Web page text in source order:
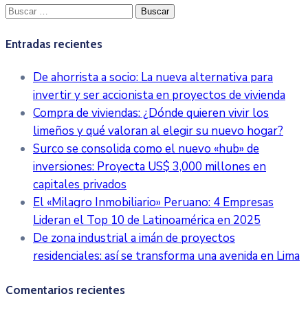
Buscar:
Entradas recientes
De ahorrista a socio: La nueva alternativa para
invertir y ser accionista en proyectos de vivienda
Compra de viviendas: ¿Dónde quieren vivir los
limeños y qué valoran al elegir su nuevo hogar?
Surco se consolida como el nuevo «hub» de
inversiones: Proyecta US$ 3,000 millones en
capitales privados
El «Milagro Inmobiliario» Peruano: 4 Empresas
Lideran el Top 10 de Latinoamérica en 2025
De zona industrial a imán de proyectos
residenciales: así se transforma una avenida en Lima
Comentarios recientes